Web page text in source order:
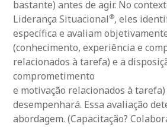
bastante) antes de agir. No
Liderança Situacional ®, eles
específica e avaliam
(conhecimento, experiência e
relacionados à tarefa) e a
comprometimento
e motivação relacionados à tarefa)
desempenhará. Essa avaliação
abordagem. (Capacitação?